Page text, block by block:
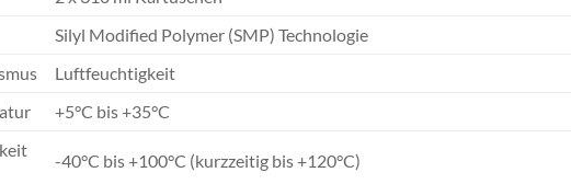
Silyl Modified Polymer (SMP) Technologie
Luftfeuchtigkeit
+5°C bis +35°C
-40°C bis +100°C (kurzzeitig bis +120°C)